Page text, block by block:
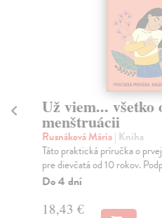
Už viem... všetko
menštruácii
Rusnáková Mária| Kniha
Táto praktická príručka o
pre dievčatá od 10 rokov.
Do 4 dní
18,43 €